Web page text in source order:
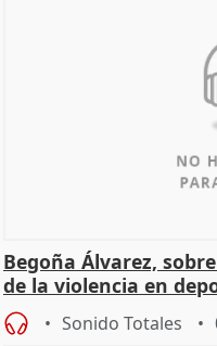
Begoña Álvarez,
de la violencia en
Sonido Totales